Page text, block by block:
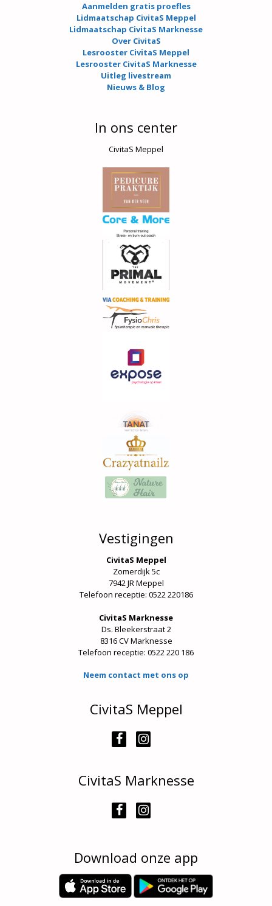
Aanmelden gratis proefles
Lidmaatschap CivitaS Meppel
Lidmaatschap CivitaS Marknesse
Over CivitaS
Lesrooster CivitaS Meppel
Lesrooster CivitaS Marknesse
Uitleg livestream
Nieuws & Blog
In ons center
CivitaS Meppel
Vestigingen
CivitaS Meppel
Zomerdijk 5c
7942 JR Meppel
Telefoon receptie: 0522 220186
CivitaS Marknesse
Ds. Bleekerstraat 2
8316 CV Marknesse
Telefoon receptie: 0522 220 186
Neem contact met ons op
CivitaS Meppel
CivitaS Marknesse
Download onze app